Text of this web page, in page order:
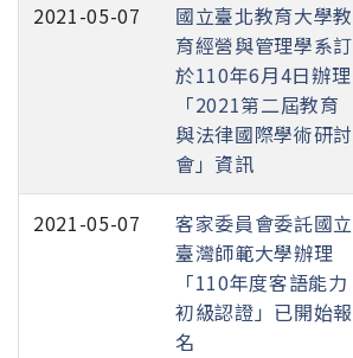
2021-05-07
國立臺北教育大學教
育經營與管理學系訂
於110年6月4日辦理
「2021第二屆教育
與法律國際學術研討
會」資訊
2021-05-07
客家委員會委託國立
臺灣師範大學辦理
「110年度客語能力
初級認證」已開始報
名